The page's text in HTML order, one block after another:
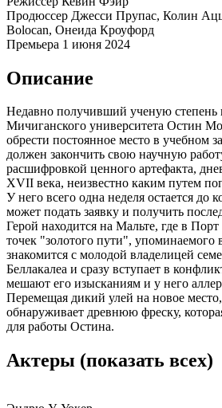
Продюссер Джесси Прупас, Колин
Bolocan, Онеида Кроуфорд
Премьера 1 июня 2024
Описание
Недавно получивший ученую степень
Мичиганского университета Остин
обрести постоянное место в учебном
должен закончить свою научную
расшифровкой ценного артефакта,
XVII века, неизвестно каким путем
У него всего одна неделя остается до
может подать заявку и получить
Герой находится на Мальте, где в
точек "золотого пути", упоминаемого
знакомится с молодой владелицей
Беллакалеа и сразу вступает в
мешают его изысканиям и у него
Перемещая дикий улей на новое
обнаруживает древнюю фреску,
для работы Остина.
Актеры (показать всех)